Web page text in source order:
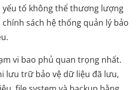
yếu tố không thể thương lượng
sách hệ thống quản lý bảo
vi bao phủ quan trọng nhất.
lưu trữ bảo vệ dữ liệu đã lưu,